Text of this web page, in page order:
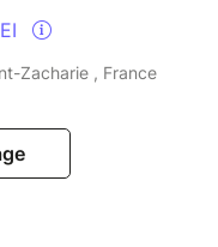
Zacharie , France